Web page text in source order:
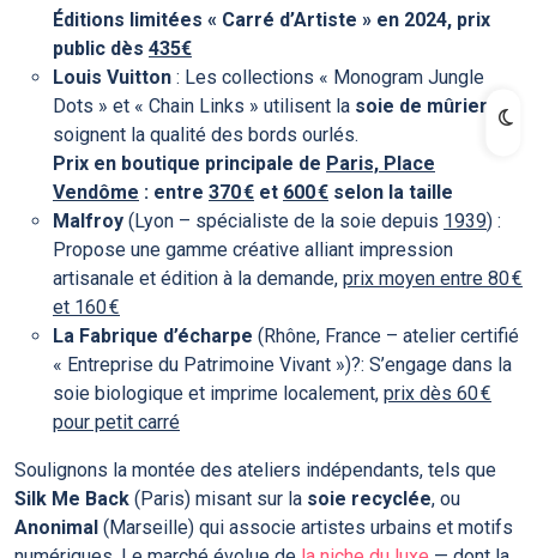
Éditions limitées « Carré d’Artiste » en 2024, prix
public dès 435€
Louis Vuitton : Les collections « Monogram Jungle
Dots » et « Chain Links » utilisent la soie de mûrier et
soignent la qualité des bords ourlés.
Prix en boutique principale de Paris, Place
Vendôme : entre 370 € et 600 € selon la taille
Malfroy (Lyon – spécialiste de la soie depuis 1939) :
Propose une gamme créative alliant impression
artisanale et édition à la demande, prix moyen entre 80 €
et 160 €
La Fabrique d’écharpe (Rhône, France – atelier certifié
« Entreprise du Patrimoine Vivant »)?: S’engage dans la
soie biologique et imprime localement, prix dès 60 €
pour petit carré
Soulignons la montée des ateliers indépendants, tels que
Silk Me Back (Paris) misant sur la soie recyclée, ou
Anonimal (Marseille) qui associe artistes urbains et motifs